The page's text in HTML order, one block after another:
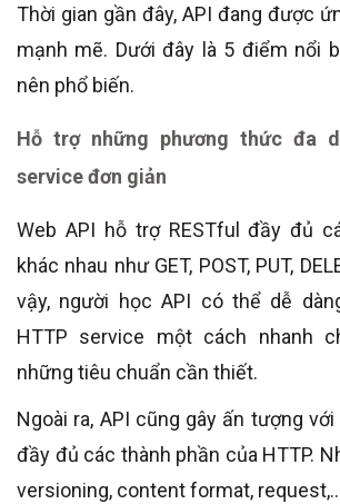
Thời gian gần đây, API đang được
mạnh mẽ. Dưới đây là 5 điểm nổi
nên phổ biến.
Hỗ trợ những phương thức đa
service đơn giản
Web API hỗ trợ RESTful đầy đủ
khác nhau như GET, POST, PUT,
vậy, người học API có thể dễ
HTTP service một cách nhanh
những tiêu chuẩn cần thiết.
Ngoài ra, API cũng gây ấn tượng
đầy đủ các thành phần của HTTP.
versioning, content format,